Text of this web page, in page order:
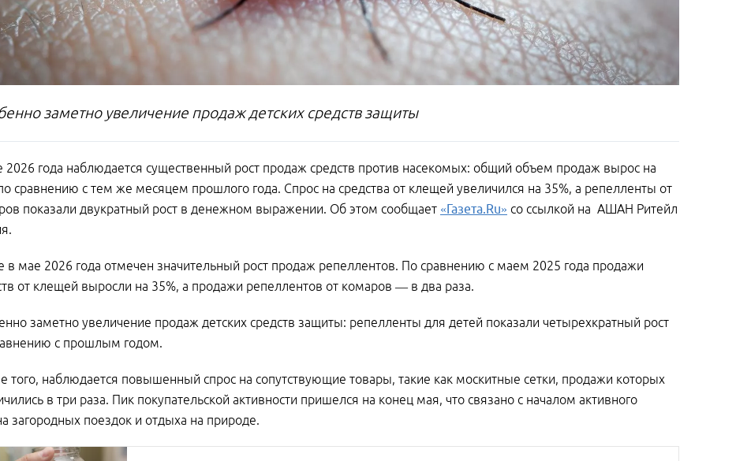
заметно увеличение продаж детских средств защиты
2026 года наблюдается существенный рост продаж средств против насекомых: общий объем продаж вырос на
сравнению с тем же месяцем прошлого года. Спрос на средства от клещей увеличился на 35%, а репелленты от
показали двукратный рост в денежном выражении. Об этом сообщает «Газета.Ru» со ссылкой на АШАН Ритейл
в мае 2026 года отмечен значительный рост продаж репеллентов. По сравнению с маем 2025 года продажи
от клещей выросли на 35%, а продажи репеллентов от комаров — в два раза.
заметно увеличение продаж детских средств защиты: репелленты для детей показали четырехкратный рост
с прошлым годом.
того, наблюдается повышенный спрос на сопутствующие товары, такие как москитные сетки, продажи которых
в три раза. Пик покупательской активности пришелся на конец мая, что связано с началом активного
загородных поездок и отдыха на природе.